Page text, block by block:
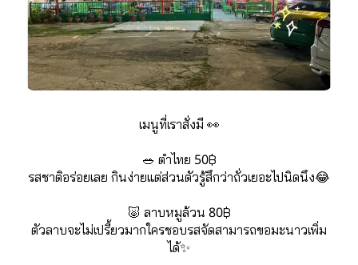
เมนูที่เราสั่งมี 👀
🥗 ตำไทย 50฿
รสชาติอร่อยเลย กินง่ายแต่ส่วนตัวรู้สึกว่าถั่วเยอะไปนิดนึง😂
🐷 ลาบหมูล้วน 80฿
ตัวลาบจะไม่เปรี้ยวมากใครชอบรสจัดสามารถขอมะนาวเพิ่ม
ได้✨